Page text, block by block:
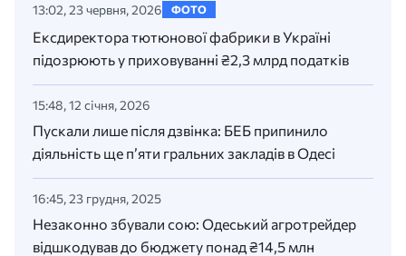
13:02, 23 червня, 2026 ФОТО
Ексдиректора тютюнової фабрики в Україні
підозрюють у приховуванні ₴2,3 млрд податків
15:48, 12 січня, 2026
Пускали лише після дзвінка: БЕБ припинило
діяльність ще п’яти гральних закладів в Одесі
16:45, 23 грудня, 2025
Незаконно збували сою: Одеський агротрейдер
відшкодував до бюджету понад ₴14,5 млн